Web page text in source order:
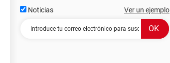
Noticias Ver un ejemplo